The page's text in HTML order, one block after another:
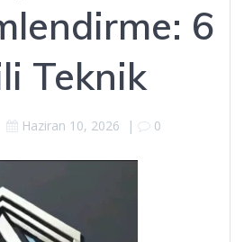
6
Teknik
Haziran 10, 2026 | 0